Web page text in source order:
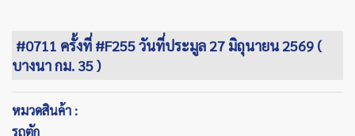
#0711 ครั้งที่ #F255 วันที่ประมูล 27 มิถุนายน 2569 (
บางนา กม. 35 )
หมวดสินค้า :
รถตัก